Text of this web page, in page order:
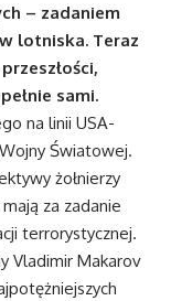
– zadaniem
lotniska. Teraz
sami.
na linii USA-
Światowej.
żołnierzy
za zadanie
terrorystycznej.
Vladimir Makarov